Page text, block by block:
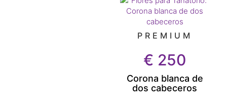
PREMIUM
€ 250
Corona blanca de
dos cabeceros